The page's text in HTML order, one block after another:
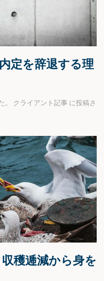
定を辞退する理
。 クライアント記事 に投稿さ
穫逓減から身を